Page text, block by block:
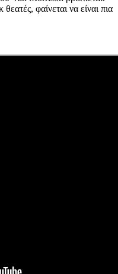
φαίνεται να είναι πια